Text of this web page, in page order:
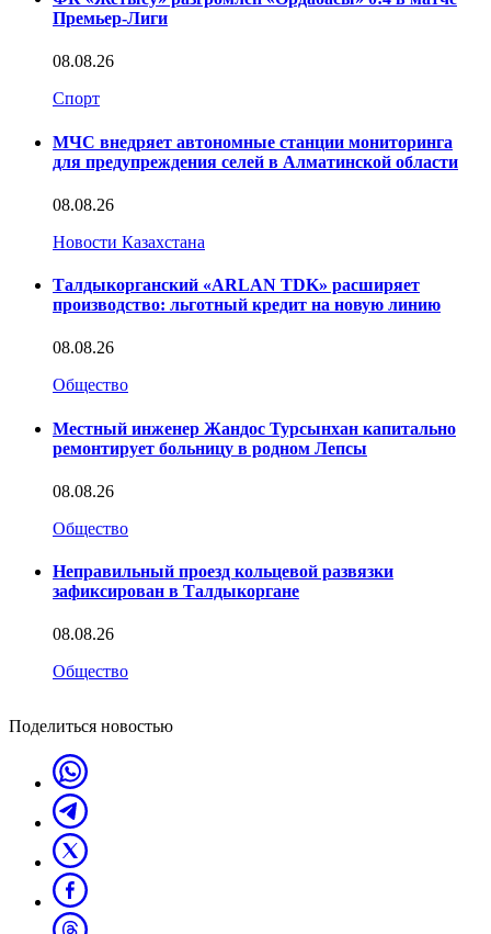
Премьер-Лиги
08.08.26
Спорт
МЧС внедряет автономные станции мониторинга
для предупреждения селей в Алматинской области
08.08.26
Новости Казахстана
Талдыкорганский «ARLAN TDK» расширяет
производство: льготный кредит на новую линию
08.08.26
Общество
Местный инженер Жандос Турсынхан капитально
ремонтирует больницу в родном Лепсы
08.08.26
Общество
Неправильный проезд кольцевой развязки
зафиксирован в Талдыкоргане
08.08.26
Общество
Поделиться новостью